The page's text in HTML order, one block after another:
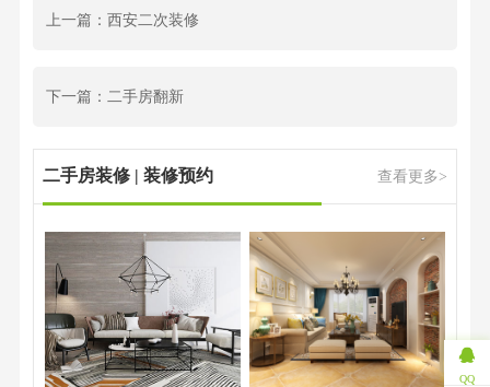
上一篇：西安二次装修
下一篇：二手房翻新
二手房装修 | 装修预约 查看更多>
QQ